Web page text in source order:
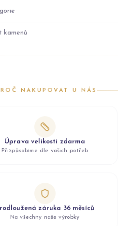
kamenů
NAKUPOVAT U NÁS
Úprava velikosti zdarma
Přizpůsobíme dle vašich potřeb
záruka 36 měsíců
Na všechny naše výrobky